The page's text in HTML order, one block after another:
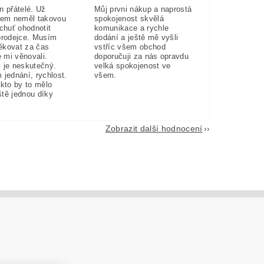
přátelé. Už
neměl takovou
ohodnotit
Musím
za čas
věnovali.
je neskutečný.
jednání, rychlost.
by to mělo
jednou díky
Můj prvni nákup a naprostá
spokojenost skvělá
komunikace a rychle
dodání a ještě mě vyšli
vstříc všem obchod
doporučuji za nás opravdu
velká spokojenost ve
všem.
Zobrazit další hodnocení